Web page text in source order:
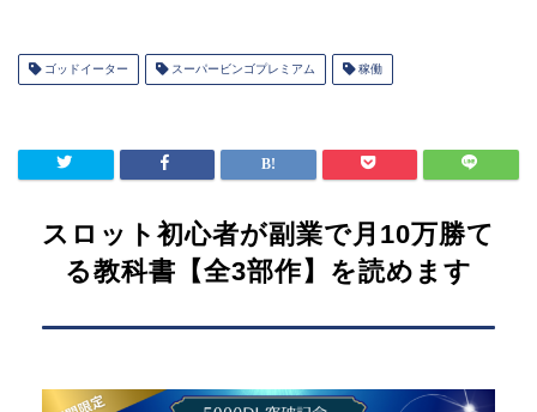
ゴッドイーター スーパービンゴプレミアム 稼働
スロット初心者が副業で月10万勝て
る教科書【全3部作】を読めます